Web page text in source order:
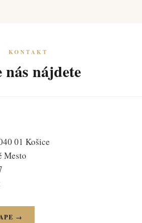
KONTAKT
nás nájdete
01 Košice
Mesto
→